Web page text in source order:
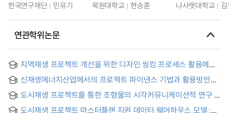
한국연구재단 민유기 목원대학교 현승훈 나사렛대학교
연관학위논문
지역재생 프로젝트 개선을 위한 디자인 씽킹 프로세스 활용에
관한 연구 : 공공미술 벽화사업 중심으로
신재생에너지산업에서의 프로젝트 파이낸스 기법과 활용방안에
관한 연구 : 국내외 공적 금융 활용을 포함하여
도시재생 프로젝트를 통한 조형물의 시각커뮤니케이션적 연구 :
광주폴리 프로젝트를 중심으로 = A Study on Visual
도시재생 프로젝트 마스터플랜 지원 데이터 웨어하우스 모델 :